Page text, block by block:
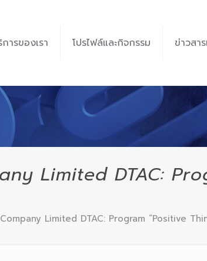
ารของเรา โปรไฟล์และกิจกรรม ข่าวสา
Limited DTAC:
Limited DTAC: Program “Positive